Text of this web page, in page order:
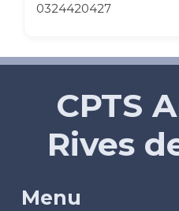
0324420427
CPTS
Rives
Menu